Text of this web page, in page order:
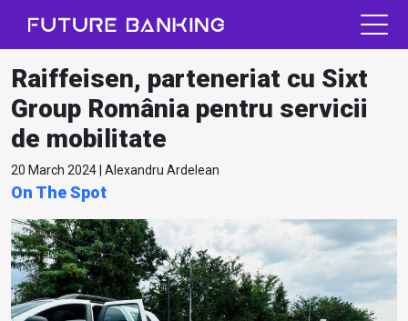
Raiffeisen, parteneriat cu Sixt
Group România pentru servicii
de mobilitate
20 March 2024 | Alexandru Ardelean
On The Spot